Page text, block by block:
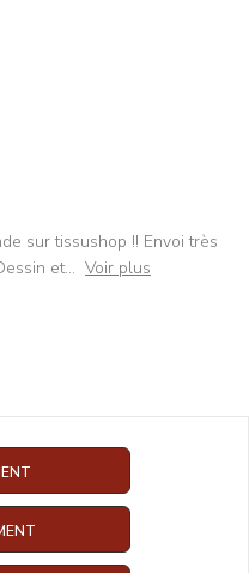
sur tissushop !! Envoi très
et... Voir plus